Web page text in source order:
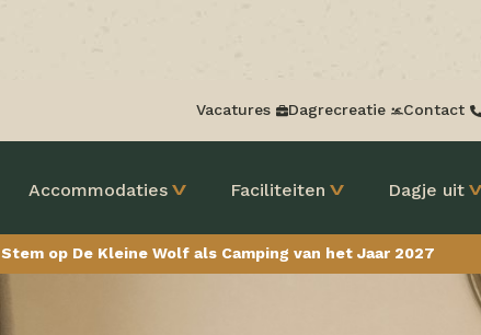
Vacatures Dagrecreatie Contact
Accommodaties Faciliteiten Dagje uit
Stem op De Kleine Wolf als Camping van het Jaar 2027